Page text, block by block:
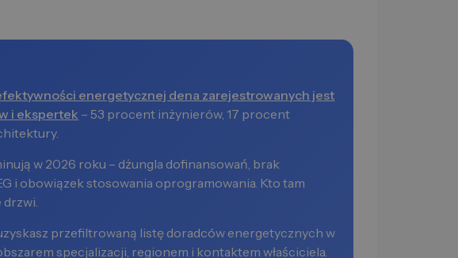
energetycznej dena zarejestrowanych jest
i ekspertek – 53 procent inżynierów, 17 procent
w 2026 roku – dżungla dofinansowań, brak
i obowiązek stosowania oprogramowania. Kto tam
drzwi.
przefiltrowaną listę doradców energetycznych w
specjalizacji, regionem i kontaktem właściciela.